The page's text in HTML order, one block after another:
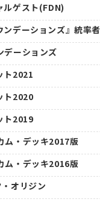
ルゲスト(FDN)
ンデーションズ』統率
デーションズ
ト2021
ト2020
ト2019
ム・デッキ2017版
ム・デッキ2016版
・オリジン